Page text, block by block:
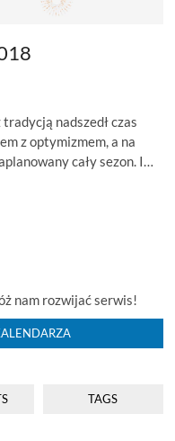
nadszedł czas
z optymizmem, a na
cały sezon. I…
nam rozwijać serwis!
TAGS